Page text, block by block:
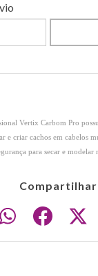
Vertix Carbom Pro
e criar cachos em cabelos
a para secar e modelar